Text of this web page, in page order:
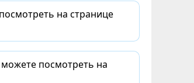
на странице
посмотреть на